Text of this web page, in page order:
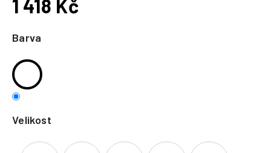
Barva
Velikost
1 418 Kč
cena: